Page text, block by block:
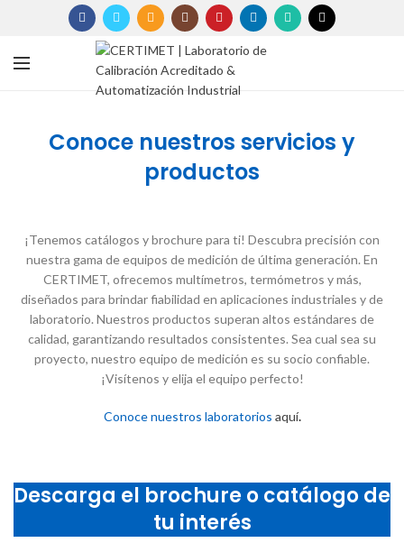
Conoce nuestros servicios y
productos
¡Tenemos catálogos y brochure para ti! Descubra precisión con
nuestra gama de equipos de medición de última generación. En
CERTIMET, ofrecemos multímetros, termómetros y más,
diseñados para brindar fiabilidad en aplicaciones industriales y de
laboratorio. Nuestros productos superan altos estándares de
calidad, garantizando resultados consistentes. Sea cual sea su
proyecto, nuestro equipo de medición es su socio confiable.
¡Visítenos y elija el equipo perfecto!
Conoce nuestros laboratorios aquí.
Descarga el brochure o catálogo de
tu interés